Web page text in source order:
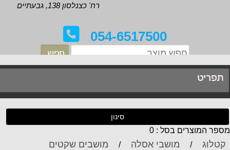
רח' כצנלסון 138, גבעתיים
054-6517500
תפריט
סינון
המוצרים בסל : 0
קטלוג / מושבי אסלה / מושבים שקטים